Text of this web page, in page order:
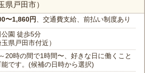
県戸田市）
〜1,860円、交通費支給、前払い制度あり
公園 徒歩5分
玉県戸田市付近）
20時の間で1時間〜、好きな日に働くこと
能です。(候補の日時から選択)